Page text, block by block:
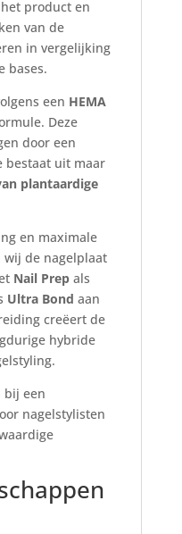
product en
van de
in vergelijking
bases.
een HEMA
Deze
door een
bestaat uit maar
plantaardige
en maximale
de nagelplaat
Nail Prepals
Ultra Bond aan
creëert de
hybride
bij een
nagelstylisten